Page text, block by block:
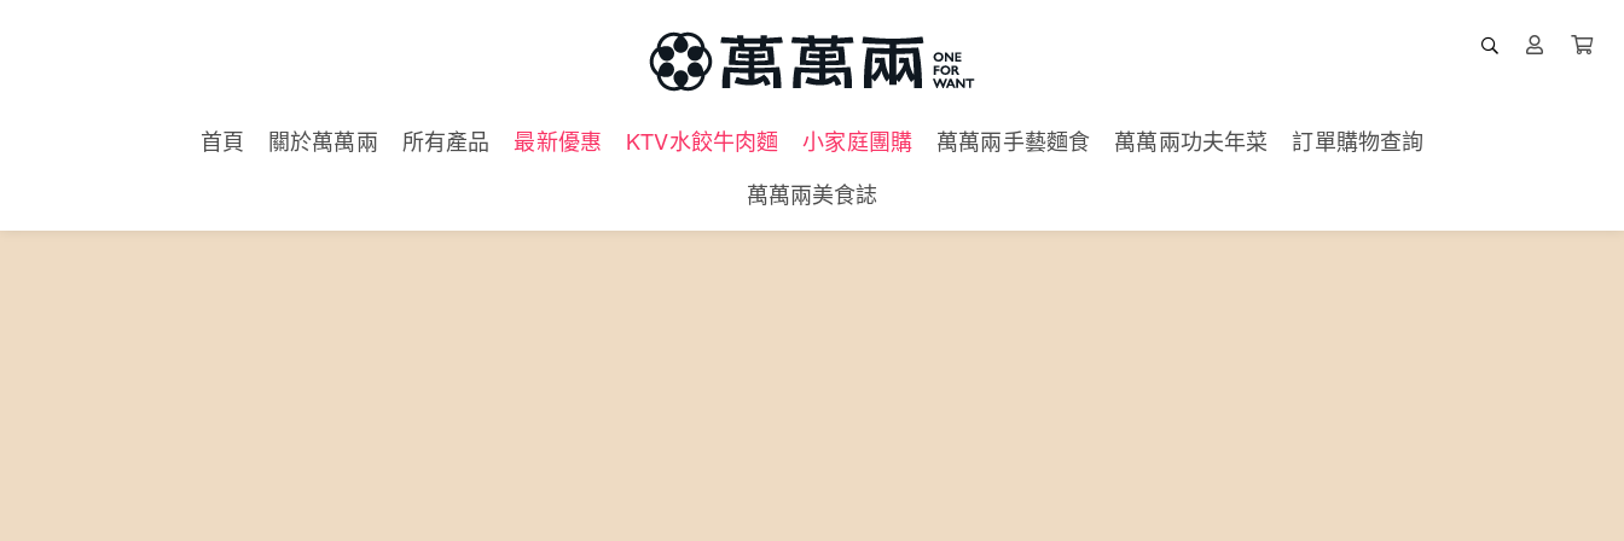
首頁 關於萬萬兩 所有產品 最新優惠 KTV水餃牛肉麵 小家庭團購 萬萬兩手藝麵食 萬萬兩功夫年菜
訂單購物查詢
萬萬兩美食誌